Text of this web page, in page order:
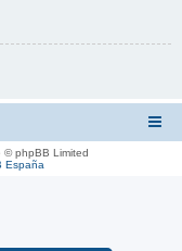
© phpBB Limited
España